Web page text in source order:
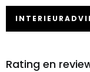
Rating en